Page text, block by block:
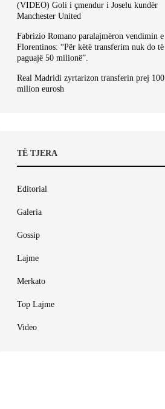
(VIDEO) Goli i çmendur i Joselu kundër
Manchester United
Fabrizio Romano paralajmëron vendimin e
Florentinos: “Për këtë transferim nuk do të
paguajë 50 milionë”.
Real Madridi zyrtarizon transferin prej 100
milion eurosh
TË TJERA
Editorial
Galeria
Gossip
Lajme
Merkato
Top Lajme
Video